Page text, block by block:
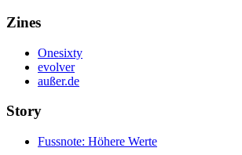
Zines
Onesixty
evolver
außer.de
Story
Fussnote: Höhere Werte